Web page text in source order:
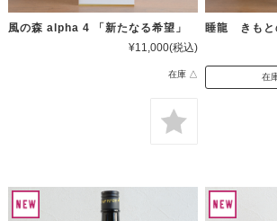
風の森 alpha 4 「新たなる希望」
¥11,000(税込)
在庫 △
睡龍 きもと
在